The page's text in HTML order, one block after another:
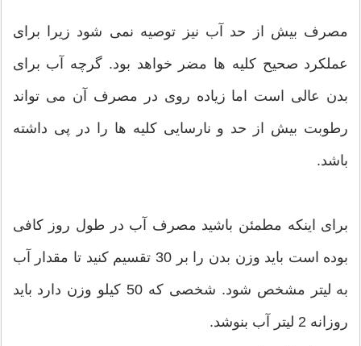
مصرف بیش از حد آب نیز توصیه نمی شود زیرا برای
عملکرد صحیح کلیه ها مضر خواهد بود. گرچه آب برای
بدن عالی است اما زیاده روی در مصرف آن می تواند
رطوبت بیش از حد و نارسایی کلیه ها را در پی داشته
باشد.
برای اینکه مطمئن باشید مصرف آب در طول روز کافی
بوده است باید وزن بدن را بر 30 تقسیم کنید تا مقدار آب
به لیتر مشخص شود. شخصی که 50 کیلو وزن دارد باید
روزانه 2 لیتر آب بنوشد.